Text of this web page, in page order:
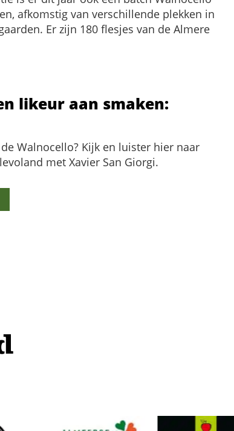
afkomstig van verschillende plekken in
Er zijn 180 flesjes van de Almere
likeur aan smaken:
Walnocello? Kijk en luister hier naar
met Xavier San Giorgi.